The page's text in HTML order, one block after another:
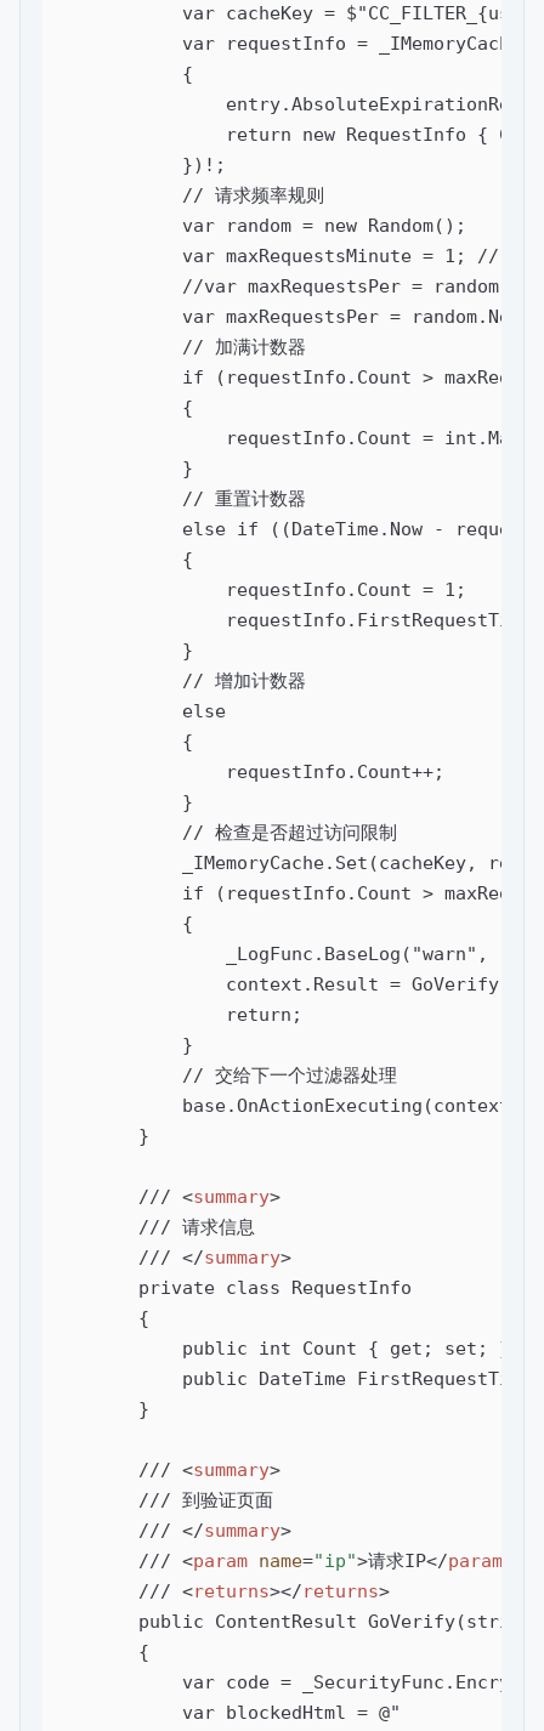
var cacheKey =
var requestInfo =
            {
return new RequestInfo {
            })!;
            // 请求频率规则
            var random = new Random();
var maxRequestsMinute = 1; // 1分
//var maxRequestsPer =
var maxRequestsPer =
            // 加满计数器
if (requestInfo.Count >
            {
requestInfo.Count =
            }
            // 重置计数器
else if ((DateTime.Now -
            {
                requestInfo.Count = 1;
requestInfo.FirstRequestTime
            }
            // 增加计数器
            else
            {
                requestInfo.Count++;
            }
            // 检查是否超过访问限制
_IMemoryCache.Set(cacheKey,
if (requestInfo.Count >
            {
_LogFunc.BaseLog("warn",
context.Result =
                return;
            }
            // 交给下一个过滤器处理
            base.OnActionExecuting(context);
        }
        ///
<summary>
        /// 请求信息
        ///
</summary>
        private class RequestInfo
        {
            public int Count { get; set; }
public DateTime FirstRequestTime
        }
        ///
<summary>
        /// 到验证页面
        ///
</summary>
        ///
<param name="ip">请求IP</param
        ///
<returns></returns>
public ContentResult GoVerify(string
        {
var code =